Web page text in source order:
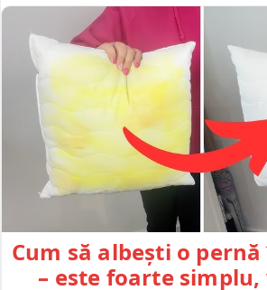
Cum să albești o
– este foarte simplu,